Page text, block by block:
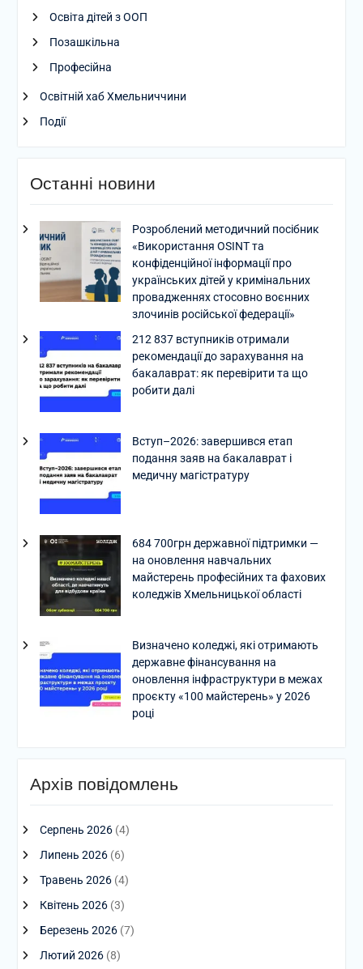
Освіта дітей з ООП
Позашкільна
Професійна
Освітній хаб Хмельниччини
Події
Останні новини
Розроблений методичний посібник
«Використання OSINT та
конфіденційної інформації про
українських дітей у кримінальних
провадженнях стосовно воєнних
злочинів російської федерації»
212 837 вступників отримали
рекомендації до зарахування на
бакалаврат: як перевірити та що
робити далі
Вступ–2026: завершився етап
подання заяв на бакалаврат і
медичну магістратуру
684 700грн державної підтримки —
на оновлення навчальних
майстерень професійних та фахових
коледжів Хмельницької області
Визначено коледжі, які отримають
державне фінансування на
оновлення інфраструктури в межах
проєкту «100 майстерень» у 2026
році
Архів повідомлень
Серпень 2026(4)
Липень 2026(6)
Травень 2026(4)
Квітень 2026(3)
Березень 2026(7)
Лютий 2026(8)